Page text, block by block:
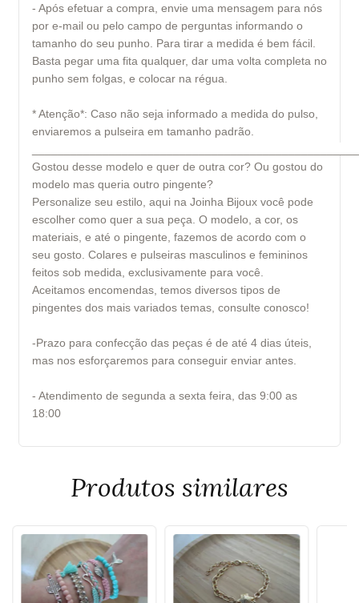
- Após efetuar a compra, envie uma mensagem para nós
por e-mail ou pelo campo de perguntas informando o
tamanho do seu punho. Para tirar a medida é bem fácil.
Basta pegar uma fita qualquer, dar uma volta completa no
punho sem folgas, e colocar na régua.
* Atenção*: Caso não seja informado a medida do pulso,
enviaremos a pulseira em tamanho padrão.
Gostou desse modelo e quer de outra cor? Ou gostou do
modelo mas queria outro pingente?
Personalize seu estilo, aqui na Joinha Bijoux você pode
escolher como quer a sua peça. O modelo, a cor, os
materiais, e até o pingente, fazemos de acordo com o
seu gosto. Colares e pulseiras masculinos e femininos
feitos sob medida, exclusivamente para você.
Aceitamos encomendas, temos diversos tipos de
pingentes dos mais variados temas, consulte conosco!
-Prazo para confecção das peças é de até 4 dias úteis,
mas nos esforçaremos para conseguir enviar antes.
- Atendimento de segunda a sexta feira, das 9:00 as
18:00
Produtos similares